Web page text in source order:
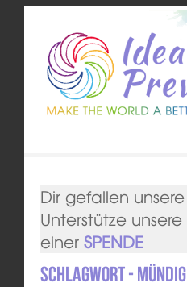
Dir gefallen
Unterstütze
einer SPENDE
Schlagwort -